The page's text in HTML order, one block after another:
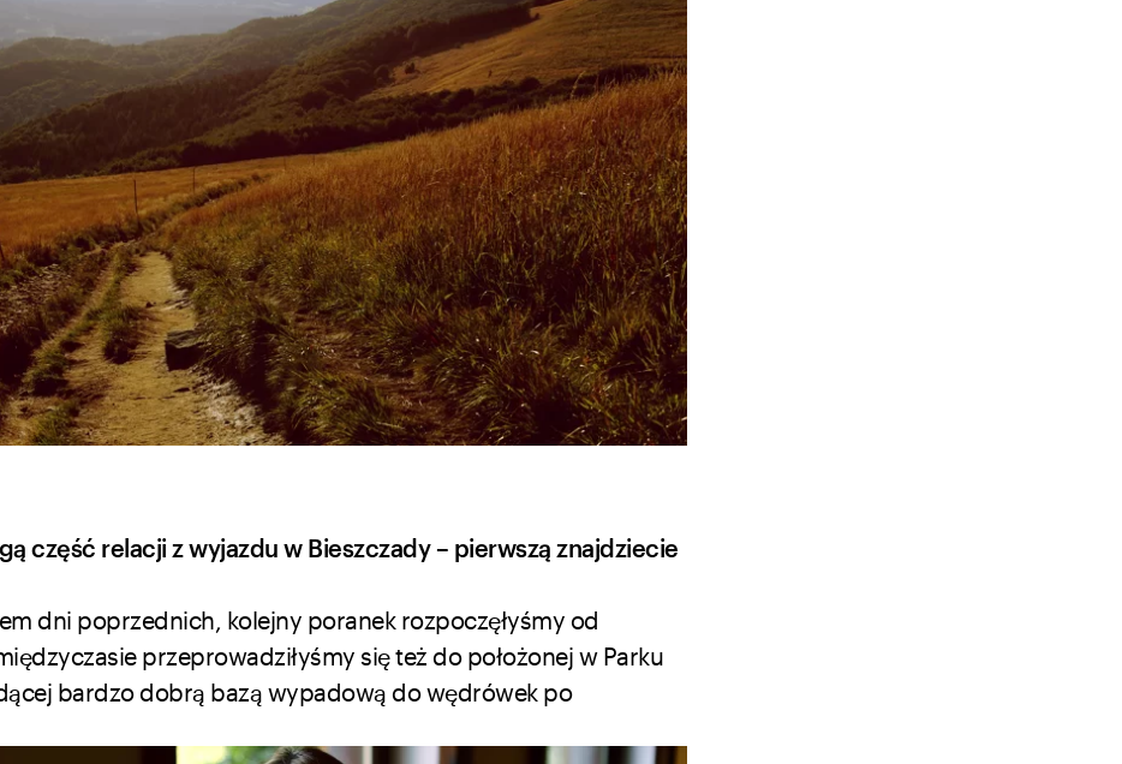
część relacji z wyjazdu w Bieszczady – pierwszą znajdziecie
dni poprzednich, kolejny poranek rozpoczęłyśmy od
przeprowadziłyśmy się też do położonej w Parku
bardzo dobrą bazą wypadową do wędrówek po